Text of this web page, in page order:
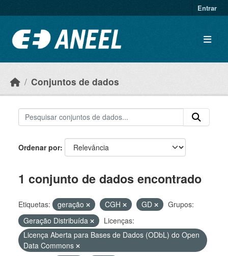
Entrar
Conjuntos de dados
Ordenar por
1 conjunto de dados encontrado
Etiquetas: geração CGH GD
Grupos:
Geração Distribuída
Licenças:
Licença Aberta para Bases de Dados (ODbL) do Open
Data Commons